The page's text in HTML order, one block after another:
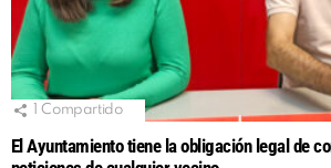
Compartido
El Ayuntamiento tiene la obligación legal de